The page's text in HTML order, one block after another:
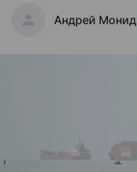
Андрей Монид